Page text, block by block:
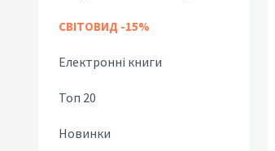
СВІТОВИД -15%
Електронні книги
Топ 20
Новинки